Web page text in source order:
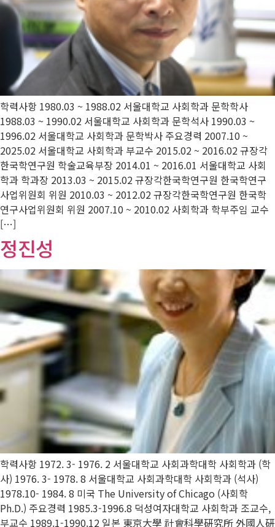
학력사항 1980.03 ~ 1988.02 서울대학교 사회학과 문학학사
1988.03 ~ 1990.02 서울대학교 사회학과 문학석사 1990.03 ~
1996.02 서울대학교 사회학과 문학박사 주요경력 2007.10 ~
2025.02 서울대학교 사회학과 부교수 2015.02 ~ 2016.02 규장각
한국학연구원 학술교육부장 2014.01 ~ 2016.01 서울대학교 사회
학과 학과장 2013.03 ~ 2015.02 규장각한국학연구원 한국학연구
사업위원회 위원 2010.03 ~ 2012.02 규장각한국학연구원 한국학
연구사업위원회 위원 2007.10 ~ 2010.02 사회학과 학부주임 교수
[…]
정진성
학력사항 1972. 3- 1976. 2 서울대학교 사회과학대학 사회학과 (학
사) 1976. 3- 1978. 8 서울대학교 사회과학대학 사회학과 (석사)
1978.10- 1984. 8 미국 The University of Chicago (사회학
Ph.D.) 주요경력 1985.3-1996.8 덕성여자대학교 사회학과 조교수,
부교수 1989.1-1990.12 일본 東京大學 社會科學硏究所 外國人硏